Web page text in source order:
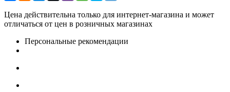
Цена действительна только для интернет-магазина и может
отличаться от цен в розничных магазинах
Персональные рекомендации